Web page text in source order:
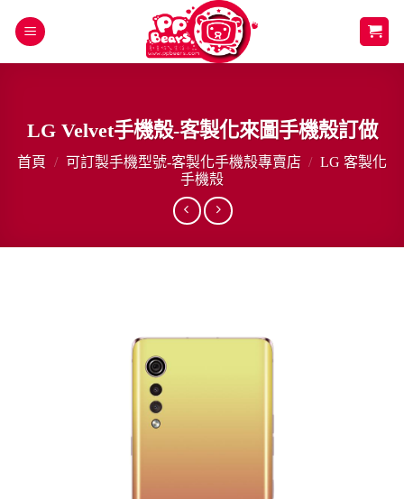
LG Velvet手機殼-客製化來圖手機殼訂做
首頁 / 可訂製手機型號-客製化手機殼專賣店 / LG 客製化
手機殼